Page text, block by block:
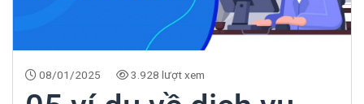
08/01/2025 3.928 lượt xem